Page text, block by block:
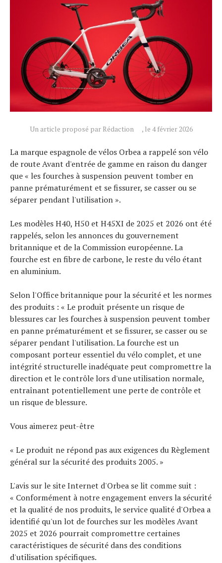
Un article proposé par Rédaction , le 4 février 2026
La marque espagnole de vélos Orbea a rappelé son vélo
de route Avant d'entrée de gamme en raison du danger
que « les fourches à suspension peuvent tomber en
panne prématurément et se fissurer, se casser ou se
séparer pendant l'utilisation ».
Les modèles H40, H50 et H45XI de 2025 et 2026 ont été
rappelés, selon les annonces du gouvernement
britannique et de la Commission européenne. La
fourche est en fibre de carbone, le reste du vélo étant
en aluminium.
Selon l'Office britannique pour la sécurité et les normes
des produits : « Le produit présente un risque de
blessures car les fourches à suspension peuvent tomber
en panne prématurément et se fissurer, se casser ou se
séparer pendant l'utilisation. La fourche est un
composant porteur essentiel du vélo complet, et une
intégrité structurelle inadéquate peut compromettre la
direction et le contrôle lors d'une utilisation normale,
entraînant potentiellement une perte de contrôle et
un risque de blessure.
Vous aimerez peut-être
« Le produit ne répond pas aux exigences du Règlement
général sur la sécurité des produits 2005. »
L'avis sur le site Internet d'Orbea se lit comme suit :
« Conformément à notre engagement envers la sécurité
et la qualité de nos produits, le service qualité d'Orbea a
identifié qu'un lot de fourches sur les modèles Avant
2025 et 2026 pourrait compromettre certaines
caractéristiques de sécurité dans des conditions
d'utilisation spécifiques.
Tests de produits
Conseils
Tendances
Tous nos articles